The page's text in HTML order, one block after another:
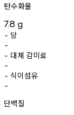
탄수화물
7.8 g
- 당
-
- 대체 감미료
-
- 식이섬유
-
단백질